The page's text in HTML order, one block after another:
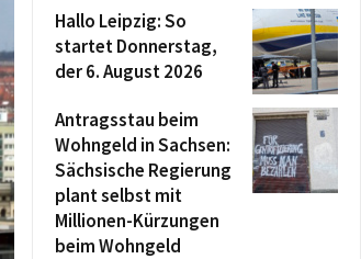
Hallo Leipzig: So
startet Donnerstag,
der 6. August 2026
Antragsstau beim
Wohngeld in Sachsen:
Sächsische Regierung
plant selbst mit
Millionen-Kürzungen
beim Wohngeld